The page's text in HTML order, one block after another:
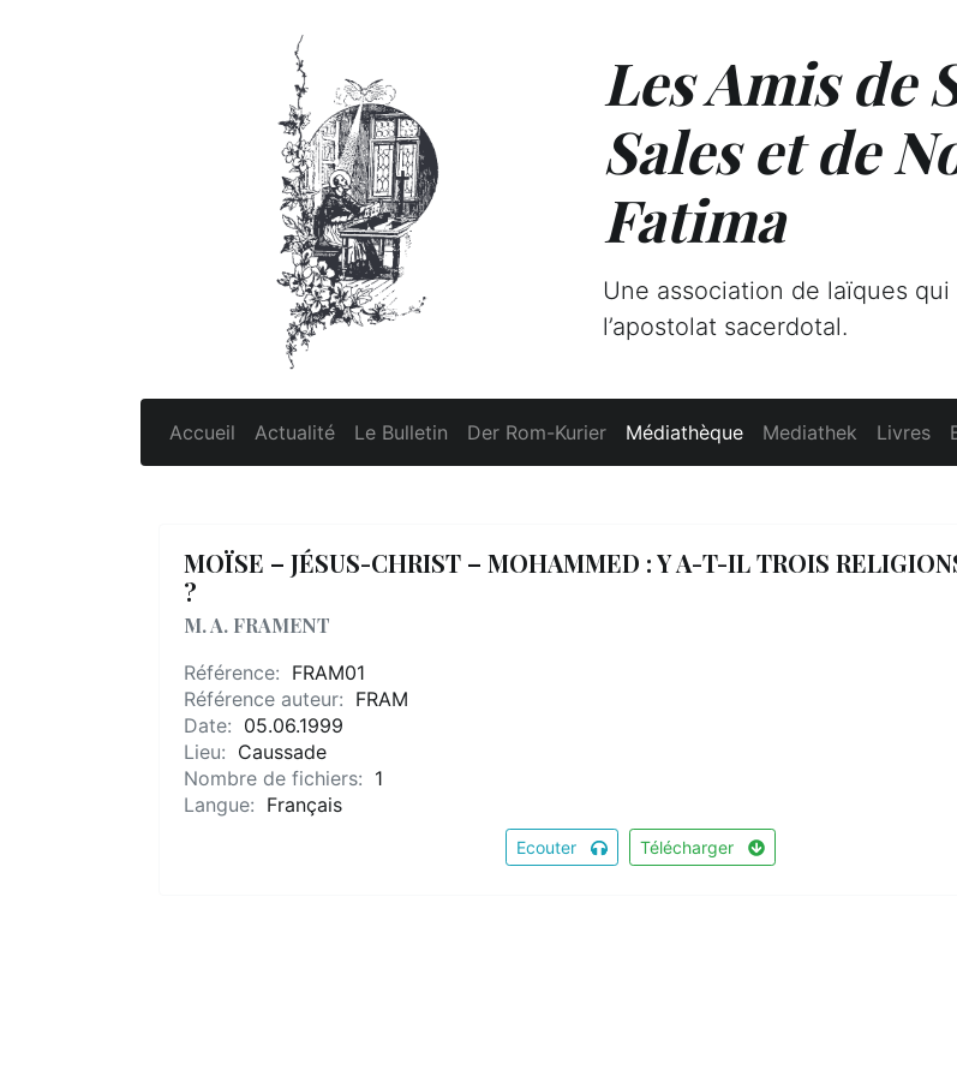
Les Amis de
Sales et de
Fatima
Une association de laïques
l’apostolat sacerdotal.
Accueil Actualité Le Bulletin Der Rom-Kurier Médiathèque Mediathek Livres
MOÏSE – JÉSUS-CHRIST – MOHAMMED : Y A-T-IL TROIS
?
M. A. FRAMENT
Référence: FRAM01
Référence auteur: FRAM
Date: 05.06.1999
Lieu: Caussade
Nombre de fichiers: 1
Langue: Français
Ecouter Télécharger